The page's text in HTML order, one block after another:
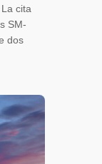
cita
SM-
dos